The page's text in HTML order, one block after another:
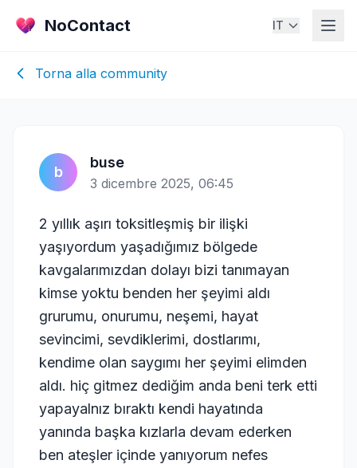
NoContact IT
Torna alla community
b
buse
3 dicembre 2025, 06:45
2 yıllık aşırı toksitleşmiş bir ilişki
yaşıyordum yaşadığımız bölgede
kavgalarımızdan dolayı bizi tanımayan
kimse yoktu benden her şeyimi aldı
grurumu, onurumu, neşemi, hayat
sevincimi, sevdiklerimi, dostlarımı,
kendime olan saygımı her şeyimi elimden
aldı. hiç gitmez dediğim anda beni terk etti
yapayalnız bıraktı kendi hayatında
yanında başka kızlarla devam ederken
ben ateşler içinde yanıyorum nefes